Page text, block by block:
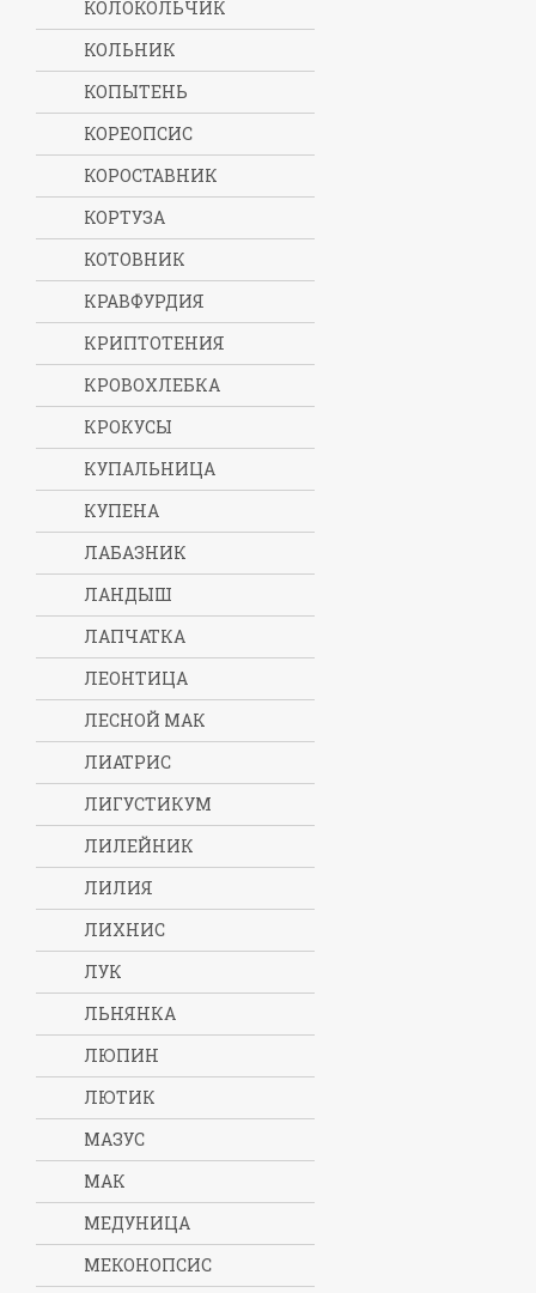
КОЛОКОЛЬЧИК
КОЛЬНИК
КОПЫТЕНЬ
КОРЕОПСИС
КОРОСТАВНИК
КОРТУЗА
КОТОВНИК
КРАВФУРДИЯ
КРИПТОТЕНИЯ
КРОВОХЛЕБКА
КРОКУСЫ
КУПАЛЬНИЦА
КУПЕНА
ЛАБАЗНИК
ЛАНДЫШ
ЛАПЧАТКА
ЛЕОНТИЦА
ЛЕСНОЙ МАК
ЛИАТРИС
ЛИГУСТИКУМ
ЛИЛЕЙНИК
ЛИЛИЯ
ЛИХНИС
ЛУК
ЛЬНЯНКА
ЛЮПИН
ЛЮТИК
МАЗУС
МАК
МЕДУНИЦА
МЕКОНОПСИС